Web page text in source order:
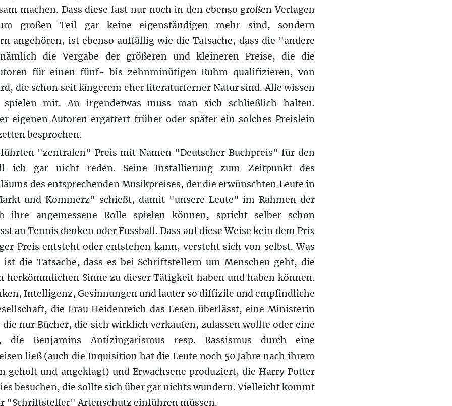
machen. Dass diese fast nur noch in den ebenso großen Verlagen
großen Teil gar keine eigenständigen mehr sind, sondern
angehören, ist ebenso auffällig wie die Tatsache, dass die "andere
die Vergabe der größeren und kleineren Preise, die die
für einen fünf- bis zehnminütigen Ruhm qualifizieren, von
die schon seit längerem eher literaturferner Natur sind. Alle wissen
mit. An irgendetwas muss man sich schließlich halten.
eigenen Autoren ergattert früher oder später ein solches Preislein
besprochen.
"zentralen" Preis mit Namen "Deutscher Buchpreis" für den
ich gar nicht reden. Seine Installierung zum Zeitpunkt des
des entsprechenden Musikpreises, der die erwünschten Leute in
und Kommerz" schießt, damit "unsere Leute" im Rahmen der
ihre angemessene Rolle spielen können, spricht selber schon
an Tennis denken oder Fussball. Dass auf diese Weise kein dem Prix
Preis entsteht oder entstehen kann, versteht sich von selbst. Was
die Tatsache, dass es bei Schriftstellern um Menschen geht, die
herkömmlichen Sinne zu dieser Tätigkeit haben und haben können.
Intelligenz, Gesinnungen und lauter so diffizile und empfindliche
die Frau Heidenreich das Lesen überlässt, eine Ministerin
nur Bücher, die sich wirklich verkaufen, zulassen wollte oder eine
die Benjamins Antizingarismus resp. Rassismus durch eine
ließ (auch die Inquisition hat die Leute noch 50 Jahre nach ihrem
geholt und angeklagt) und Erwachsene produziert, die Harry Potter
besuchen, die sollte sich über gar nichts wundern. Vielleicht kommt
"Schriftsteller" Artenschutz einführen müssen.